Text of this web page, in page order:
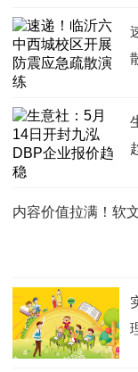
内容价值拉满！软